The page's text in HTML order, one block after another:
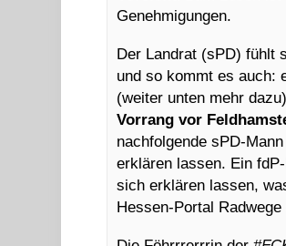
Genehmigungen.
Der Landrat (sPD) fühlt
und so kommt es auch:
(weiter unten mehr
Vorrang vor
nachfolgende sPD-
erklären lassen. Ein
sich erklären lassen,
Hessen-Portal